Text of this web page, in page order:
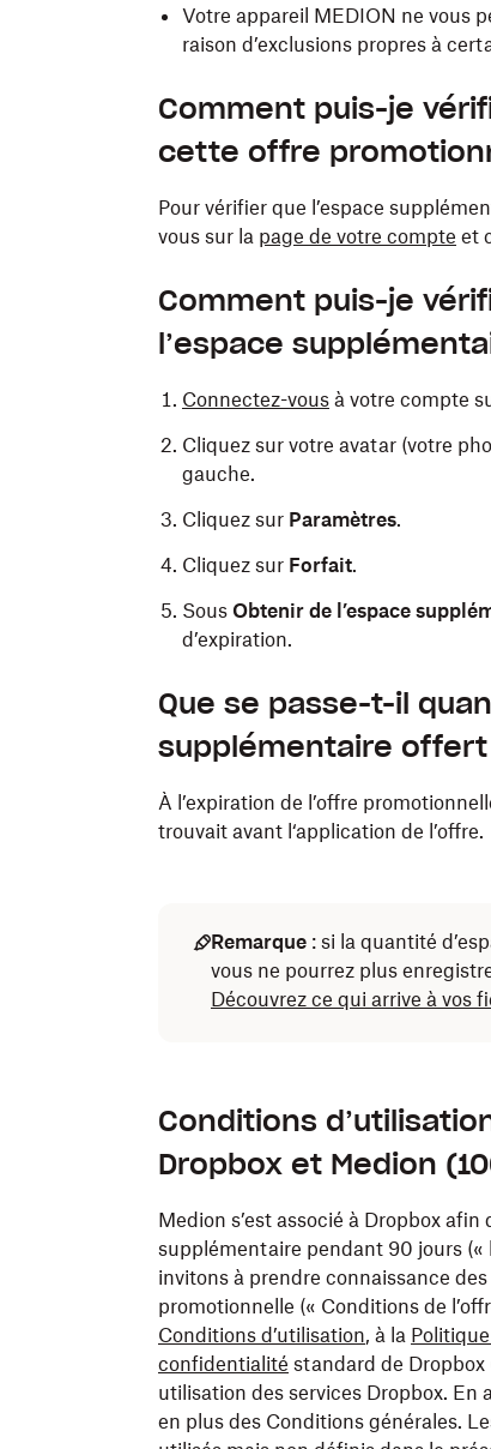
Votre appareil MEDION ne vous
raison d’exclusions propres à
Comment puis-je
cette offre
Pour vérifier que l’espace
vous sur la page de votre compte et
Comment puis-je
l’espace
Connectez-vous à votre compte
Cliquez sur votre avatar (votre
gauche.
Cliquez sur Paramètres.
Cliquez sur Forfait.
Sous Obtenir de l’espace
d’expiration.
Que se passe-t-il
supplémentaire
À l’expiration de l’offre
trouvait avant l‘application de l’offre.
Remarque : si la quantité
vous ne pourrez plus
Découvrez ce qui arrive à vos
Conditions
Dropbox et Medion
Medion s’est associé à Dropbox
supplémentaire pendant 90 jours («
invitons à prendre connaissance
promotionnelle (« Conditions de
Conditions d’utilisation, à la
confidentialité standard de Dropbox
utilisation des services Dropbox. En
en plus des Conditions générales.